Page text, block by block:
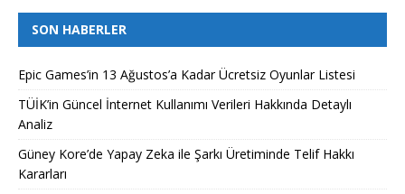
SON HABERLER
Epic Games’in 13 Ağustos’a Kadar Ücretsiz Oyunlar Listesi
TÜİK’in Güncel İnternet Kullanımı Verileri Hakkında Detaylı
Analiz
Güney Kore’de Yapay Zeka ile Şarkı Üretiminde Telif Hakkı
Kararları